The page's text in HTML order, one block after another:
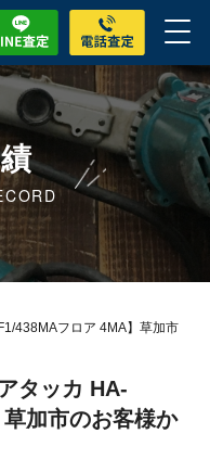
438MAフロア 4MA】草加市
タッカ HA-
加市のお客様か